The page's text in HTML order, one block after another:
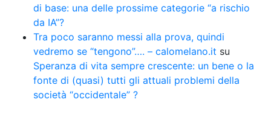
di base: una delle prossime categorie “a rischio
da IA”?
Tra poco saranno messi alla prova, quindi
vedremo se “tengono”…. – calomelano.it su
Speranza di vita sempre crescente: un bene o la
fonte di (quasi) tutti gli attuali problemi della
società “occidentale” ?